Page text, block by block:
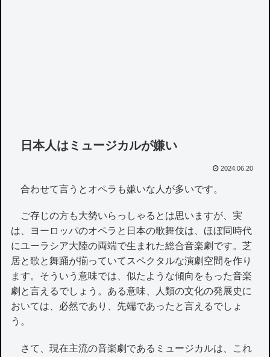
日本人はミュージカルが嫌い
2024.06.20
合わせて言うとオペラも嫌いな人が多いです。
ご存じの方も大勢いらっしゃるとは思いますが、実
は、ヨーロッパのオペラと日本の歌舞伎は、ほぼ同時代
にユーラシア大陸の両端で生まれた総合音楽劇です。芝
居と歌と舞踊が揃っていてスペクタルな演劇空間を作り
ます。そういう意味では、似たような傾向をもった音楽
劇と言えるでしょう。ある意味、人類の文化の発展史に
おいては、必然であり、先端であったと言えるでしょ
う。
さて、現在主流の音楽劇であるミュージカルは、これ